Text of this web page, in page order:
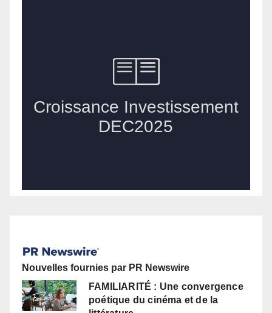
Nouvelles fournies par PR Newswire
FAMILIARITÉ : Une convergence
poétique du cinéma et de la